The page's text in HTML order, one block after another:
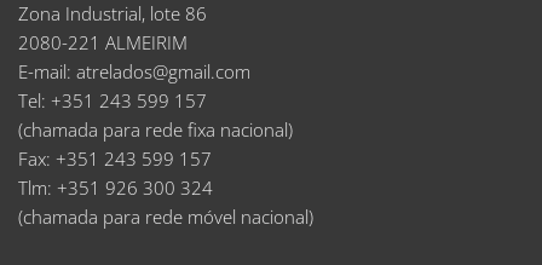
Zona Industrial, lote 86
2080-221 ALMEIRIM
E-mail: atrelados@gmail.com
Tel: +351 243 599 157
(chamada para rede fixa nacional)
Fax: +351 243 599 157
Tlm: +351 926 300 324
(chamada para rede móvel nacional)